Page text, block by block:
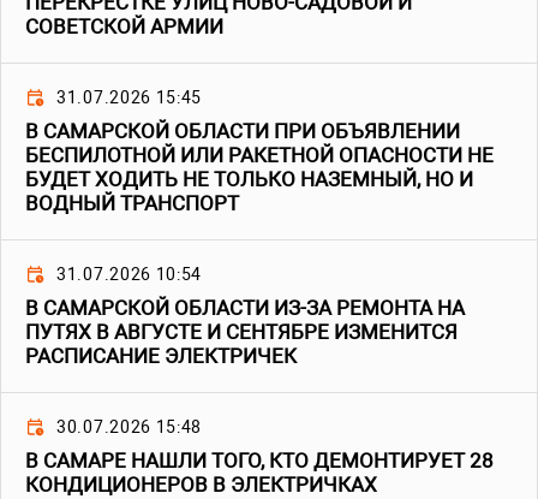
СОВЕТСКОЙ АРМИИ
31.07.2026 15:45
В САМАРСКОЙ ОБЛАСТИ ПРИ ОБЪЯВЛЕНИИ
БЕСПИЛОТНОЙ ИЛИ РАКЕТНОЙ ОПАСНОСТИ НЕ
БУДЕТ ХОДИТЬ НЕ ТОЛЬКО НАЗЕМНЫЙ, НО И
ВОДНЫЙ ТРАНСПОРТ
31.07.2026 10:54
В САМАРСКОЙ ОБЛАСТИ ИЗ-ЗА РЕМОНТА НА
ПУТЯХ В АВГУСТЕ И СЕНТЯБРЕ ИЗМЕНИТСЯ
РАСПИСАНИЕ ЭЛЕКТРИЧЕК
30.07.2026 15:48
В САМАРЕ НАШЛИ ТОГО, КТО ДЕМОНТИРУЕТ 28
КОНДИЦИОНЕРОВ В ЭЛЕКТРИЧКАХ